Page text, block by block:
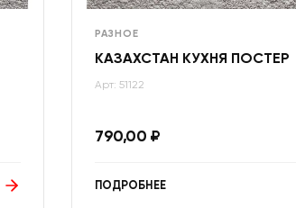
РАЗНОЕ
КАЗАХСТАН КУХНЯ ПОСТЕР
Арт: 51122
790,00 ₽
ПОДРОБНЕЕ